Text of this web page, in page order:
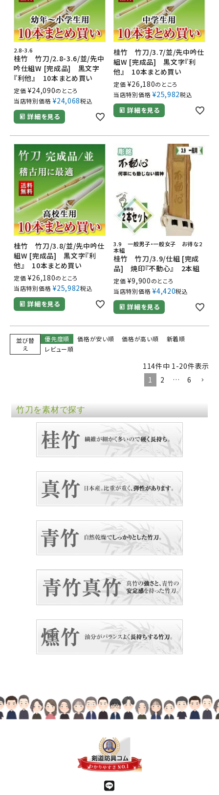
2.8-3.6
桂竹 竹刀/2.8-3.6/並/先中
吟仕組W [完成品] 黒文字
『利他』 10本まとめ買い
定価 ¥24,090のところ
当店特別価格 ¥24,068税込
詳細を見る
桂竹 竹刀/3.7/並/先中吟仕
組W [完成品] 黒文字『利
他』 10本まとめ買い
定価 ¥26,180のところ
当店特別価格 ¥25,982税込
詳細を見る
桂竹 竹刀/3.8/並/先中吟仕
組W [完成品] 黒文字『利
他』 10本まとめ買い
定価 ¥26,180のところ
当店特別価格 ¥25,982税込
詳細を見る
3.9 一般男子・一般女子 お得な2
本組
桂竹 竹刀/3.9/仕組 [完成
品] 焼印『不動心』 2本組
定価 ¥9,900のところ
当店特別価格 ¥4,420税込
詳細を見る
並び替
え
優先度順 価格が安い順 価格が高い順
新着順
レビュー順
114件中 1 -20件表示
1
2 … 6
竹刀を素材で探す